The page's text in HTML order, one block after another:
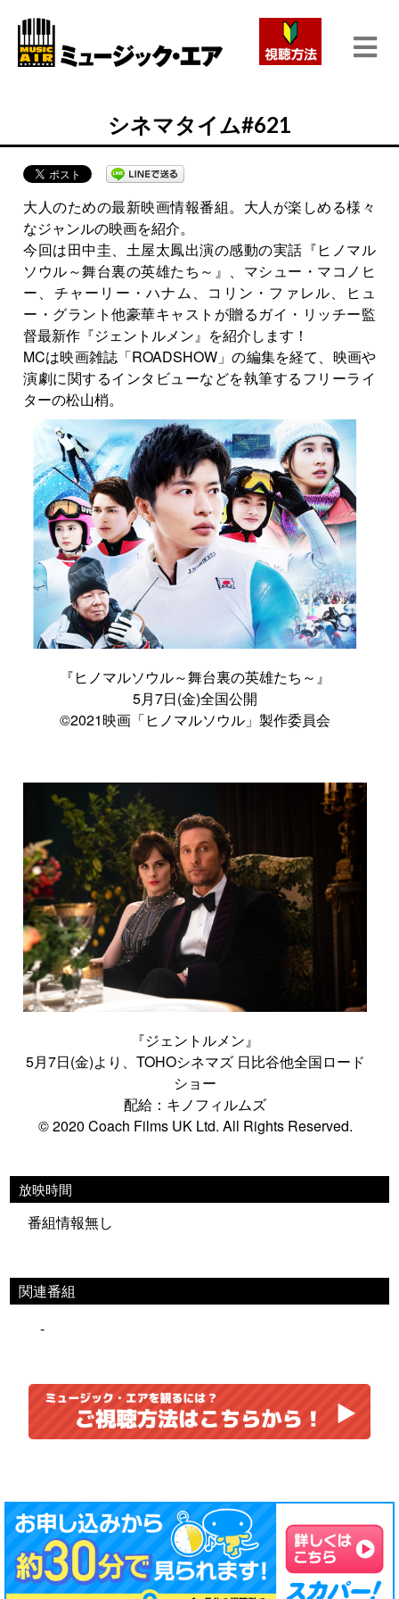
シネマタイム#621
大人のための最新映画情報番組。大人が楽しめる様々
なジャンルの映画を紹介。
今回は田中圭、土屋太鳳出演の感動の実話『ヒノマル
ソウル～舞台裏の英雄たち～』、マシュー・マコノヒ
ー、チャーリー・ハナム、コリン・ファレル、ヒュ
ー・グラント他豪華キャストが贈るガイ・リッチー監
督最新作『ジェントルメン』を紹介します！
MCは映画雑誌「ROADSHOW」の編集を経て、映画や
演劇に関するインタビューなどを執筆するフリーライ
ターの松山梢。
『ヒノマルソウル～舞台裏の英雄たち～』
5月7日(金)全国公開
©2021映画「ヒノマルソウル」製作委員会
『ジェントルメン』
5月7日(金)より、TOHOシネマズ 日比谷他全国ロード
ショー
配給：キノフィルムズ
© 2020 Coach Films UK Ltd. All Rights Reserved.
放映時間
番組情報無し
関連番組
-